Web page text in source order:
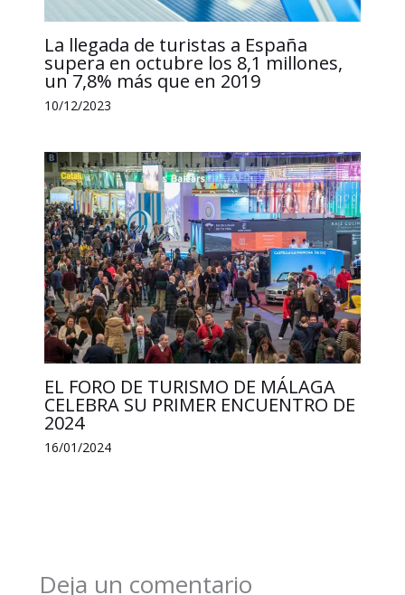
La llegada de turistas a España
supera en octubre los 8,1 millones,
un 7,8% más que en 2019
10/12/2023
EL FORO DE TURISMO DE MÁLAGA
CELEBRA SU PRIMER ENCUENTRO DE
2024
16/01/2024
Deja un comentario